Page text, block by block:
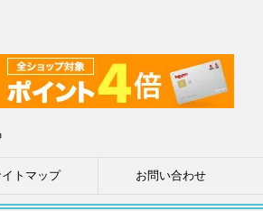
トマップ お問い合わせ